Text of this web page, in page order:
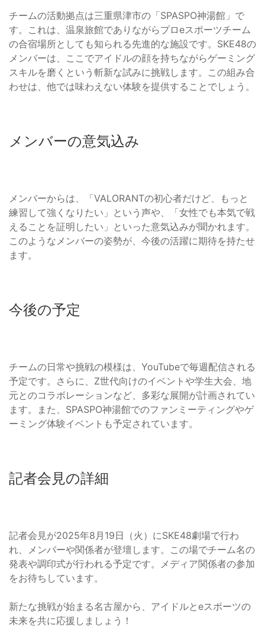
チームの活動拠点は三重県津市の「SPASPO神湯館」で
す。これは、温泉旅館でありながらプロeスポーツチーム
の合宿場所としても知られる先進的な施設です。SKE48の
メンバーは、ここでアイドルの顔を持ちながらゲーミング
スキルを磨くという斬新な試みに挑戦します。この組み合
わせは、他では味わえない体験を提供することでしょう。
メンバーの意気込み
メンバーからは、「VALORANTの初心者だけど、もっと
練習して強くなりたい」という声や、「女性でも本気で戦
えることを証明したい」といった意気込みが聞かれます。
このようなメンバーの姿勢が、今後の活躍に期待を持たせ
ます。
今後の予定
チームの日常や挑戦の模様は、YouTubeで毎週配信される
予定です。さらに、Z世代向けのイベントや学生大会、地
元とのコラボレーションなど、多彩な展開が計画されてい
ます。また、SPASPO神湯館でのファンミーティングやゲ
ーミング体験イベントも予定されています。
記者会見の詳細
記者会見が2025年8月19日（火）にSKE48劇場で行わ
れ、メンバーや関係者が登壇します。この場でチーム名の
発表や調印式が行われる予定です。メディア関係者の参加
をお待ちしています。
新たな挑戦が始まる名古屋から、アイドルとeスポーツの
未来を共に応援しましょう！